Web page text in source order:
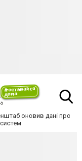
оновив дані про